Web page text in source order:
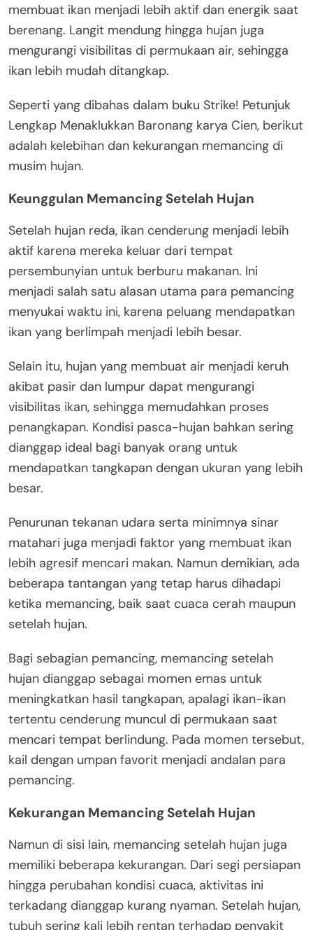
membuat ikan menjadi lebih aktif dan energik saat
berenang. Langit mendung hingga hujan juga
mengurangi visibilitas di permukaan air, sehingga
ikan lebih mudah ditangkap.
Seperti yang dibahas dalam buku Strike! Petunjuk
Lengkap Menaklukkan Baronang karya Cien, berikut
adalah kelebihan dan kekurangan memancing di
musim hujan.
Keunggulan Memancing Setelah Hujan
Setelah hujan reda, ikan cenderung menjadi lebih
aktif karena mereka keluar dari tempat
persembunyian untuk berburu makanan. Ini
menjadi salah satu alasan utama para pemancing
menyukai waktu ini, karena peluang mendapatkan
ikan yang berlimpah menjadi lebih besar.
Selain itu, hujan yang membuat air menjadi keruh
akibat pasir dan lumpur dapat mengurangi
visibilitas ikan, sehingga memudahkan proses
penangkapan. Kondisi pasca-hujan bahkan sering
dianggap ideal bagi banyak orang untuk
mendapatkan tangkapan dengan ukuran yang lebih
besar.
Penurunan tekanan udara serta minimnya sinar
matahari juga menjadi faktor yang membuat ikan
lebih agresif mencari makan. Namun demikian, ada
beberapa tantangan yang tetap harus dihadapi
ketika memancing, baik saat cuaca cerah maupun
setelah hujan.
Bagi sebagian pemancing, memancing setelah
hujan dianggap sebagai momen emas untuk
meningkatkan hasil tangkapan, apalagi ikan-ikan
tertentu cenderung muncul di permukaan saat
mencari tempat berlindung. Pada momen tersebut,
kail dengan umpan favorit menjadi andalan para
pemancing.
Kekurangan Memancing Setelah Hujan
Namun di sisi lain, memancing setelah hujan juga
memiliki beberapa kekurangan. Dari segi persiapan
hingga perubahan kondisi cuaca, aktivitas ini
terkadang dianggap kurang nyaman. Setelah hujan,
tubuh sering kali lebih rentan terhadap penyakit